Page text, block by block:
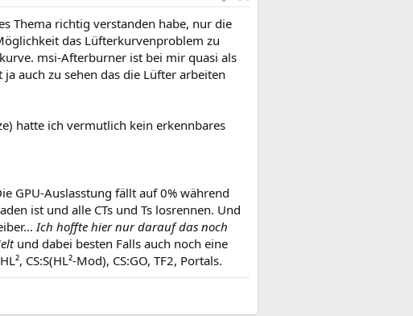
Thema richtig verstanden habe, nur die
das Lüfterkurvenproblem zu
msi-Afterburner ist bei mir quasi als
auch zu sehen das die Lüfter arbeiten
hatte ich vermutlich kein erkennbares
GPU-Auslasstung fällt auf 0% während
ist und alle CTs und Ts losrennen. Und
Ich hoffte hier nur darauf das noch
und dabei besten Falls auch noch eine
CS:S(HL²-Mod), CS:GO, TF2, Portals.